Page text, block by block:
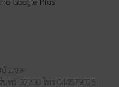
วเชด
ร์ 32230 โทร.044579025